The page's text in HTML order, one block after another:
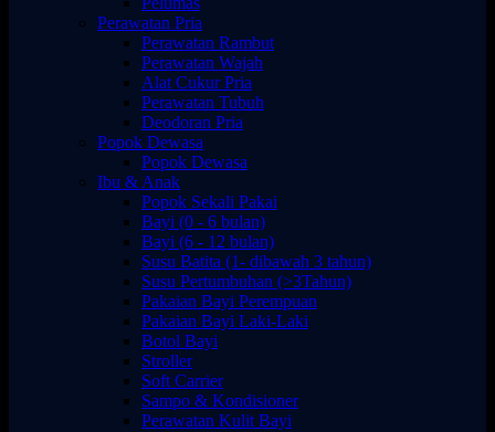
Perawatan Pria
Perawatan Rambut
Perawatan Wajah
Alat Cukur Pria
Perawatan Tubuh
Deodoran Pria
Popok Dewasa
Popok Dewasa
Ibu & Anak
Popok Sekali Pakai
Bayi (0 - 6 bulan)
Bayi (6 - 12 bulan)
Susu Batita (1- dibawah 3 tahun)
Susu Pertumbuhan (>3Tahun)
Pakaian Bayi Perempuan
Pakaian Bayi Laki-Laki
Botol Bayi
Stroller
Soft Carrier
Sampo & Kondisioner
Perawatan Kulit Bayi